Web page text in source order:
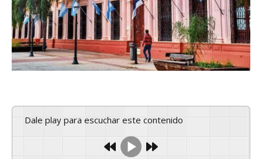
Dale play para escuchar este contenido